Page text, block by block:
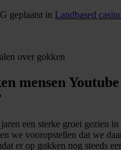
geplaatst in Landbased
mensen
een sterke groei gezien in
we vooropstellen dat we
er op gokken nog steeds